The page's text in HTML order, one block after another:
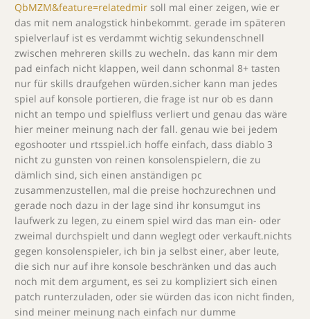
QbMZM&feature=relatedmir soll mal einer zeigen, wie er
das mit nem analogstick hinbekommt. gerade im späteren
spielverlauf ist es verdammt wichtig sekundenschnell
zwischen mehreren skills zu wecheln. das kann mir dem
pad einfach nicht klappen, weil dann schonmal 8+ tasten
nur für skills draufgehen würden.sicher kann man jedes
spiel auf konsole portieren, die frage ist nur ob es dann
nicht an tempo und spielfluss verliert und genau das wäre
hier meiner meinung nach der fall. genau wie bei jedem
egoshooter und rtsspiel.ich hoffe einfach, dass diablo 3
nicht zu gunsten von reinen konsolenspielern, die zu
dämlich sind, sich einen anständigen pc
zusammenzustellen, mal die preise hochzurechnen und
gerade noch dazu in der lage sind ihr konsumgut ins
laufwerk zu legen, zu einem spiel wird das man ein- oder
zweimal durchspielt und dann weglegt oder verkauft.nichts
gegen konsolenspieler, ich bin ja selbst einer, aber leute,
die sich nur auf ihre konsole beschränken und das auch
noch mit dem argument, es sei zu kompliziert sich einen
patch runterzuladen, oder sie würden das icon nicht finden,
sind meiner meinung nach einfach nur dumme